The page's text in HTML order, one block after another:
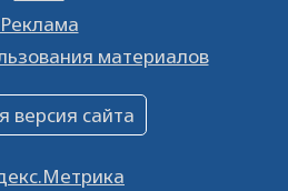
61037
места
Реклама
материалов
версия сайта